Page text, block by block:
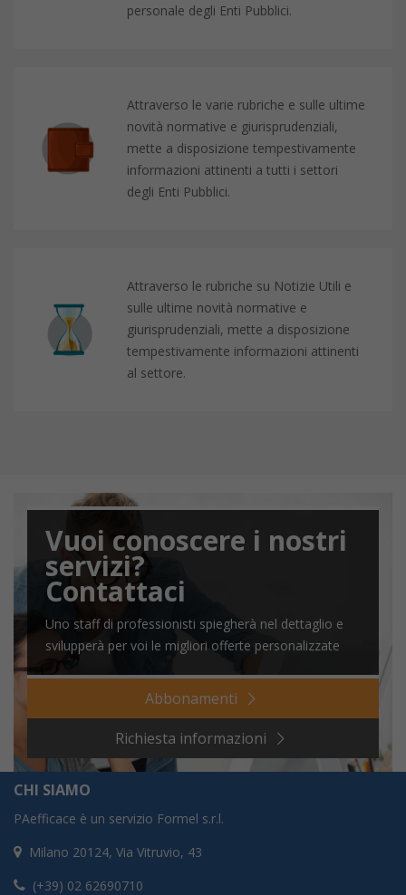
personale degli Enti Pubblici.
Attraverso le varie rubriche e sulle ultime
novità normative e giurisprudenziali,
mette a disposizione tempestivamente
informazioni attinenti a tutti i settori
degli Enti Pubblici.
Attraverso le rubriche su Notizie Utili e
sulle ultime novità normative e
giurisprudenziali, mette a disposizione
tempestivamente informazioni attinenti
al settore.
Vuoi conoscere i nostri
servizi?
Contattaci
Uno staff di professionisti spiegherà nel dettaglio e
svilupperà per voi le migliori offerte personalizzate
Abbonamenti
Richiesta informazioni
CHI SIAMO
PAefficace è un servizio Formel s.r.l.
Milano 20124, Via Vitruvio, 43
(+39) 02 62690710